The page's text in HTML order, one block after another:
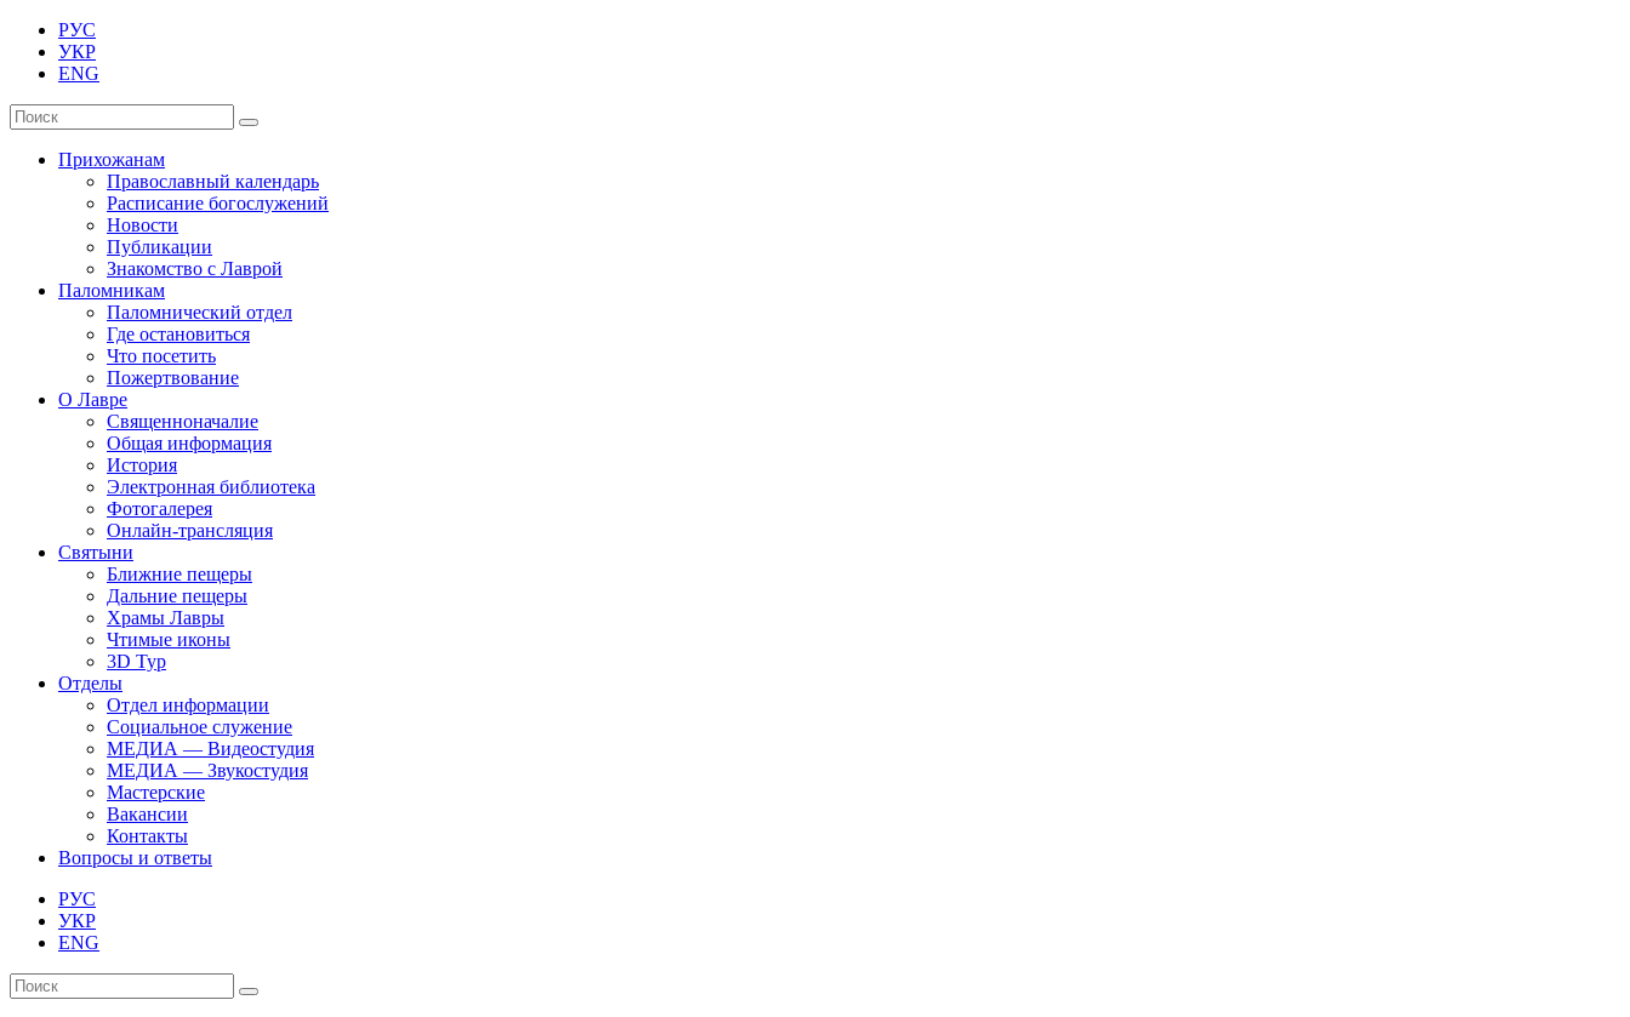
РУС
УКР
ENG
Прихожанам
Православный календарь
Расписание богослужений
Новости
Публикации
Знакомство с Лаврой
Паломникам
Паломнический отдел
Где остановиться
Что посетить
Пожертвование
О Лавре
Священноначалие
Общая информация
История
Электронная библиотека
Фотогалерея
Онлайн-трансляция
Святыни
Ближние пещеры
Дальние пещеры
Храмы Лавры
Чтимые иконы
3D Тур
Отделы
Отдел информации
Социальное служение
МЕДИА — Видеостудия
МЕДИА — Звукостудия
Мастерские
Вакансии
Контакты
Вопросы и ответы
РУС
УКР
ENG